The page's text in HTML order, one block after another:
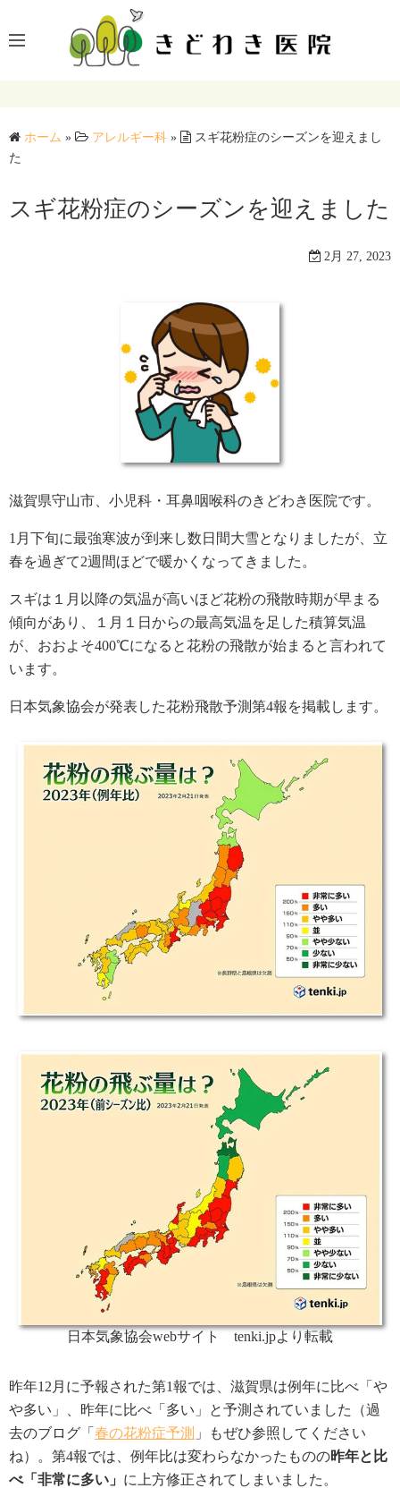
ン
ス
プ
ホーム » アレルギー科 »
スギ花粉症のシーズンを迎えまし
た
スギ花粉症のシーズンを迎えました
2月 27, 2023
滋賀県守山市、小児科・耳鼻咽喉科のきどわき医院です。
1月下旬に最強寒波が到来し数日間大雪となりましたが、立
春を過ぎて2週間ほどで暖かくなってきました。
スギは１月以降の気温が高いほど花粉の飛散時期が早まる
傾向があり、１月１日からの最高気温を足した積算気温
が、おおよそ400℃になると花粉の飛散が始まると言われて
います。
日本気象協会が発表した花粉飛散予測第4報を掲載します。
日本気象協会webサイト tenki.jpより転載
昨年12月に予報された第1報では、滋賀県は例年に比べ「や
や多い」、昨年に比べ「多い」と予測されていました（過
去のブログ「 春の花粉症予測 」もぜひ参照してください
ね）。第4報では、例年比は変わらなかったものの昨年と比
べ「非常に多い」 に上方修正されてしまいました。